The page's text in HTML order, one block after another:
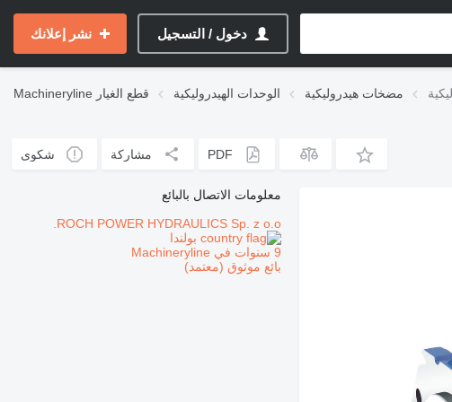
دخول / التسجيل نشر إعلانك
Machineryline قطع الغيار الوحدات الهيدروليكية مضخات هيدروليكية
PDF مشاركة شكوى
معلومات الاتصال بالبائع
ROCH POWER HYDRAULICS Sp. z o.o.
بولندا
9 سنوات في Machineryline
بائع موثوق (معتمد)